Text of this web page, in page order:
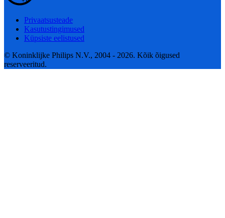
Privaatsusteade
Kasutustingimused
Küpsiste eelistused
© Koninklijke Philips N.V., 2004 - 2026. Kõik õigused
reserveeritud.